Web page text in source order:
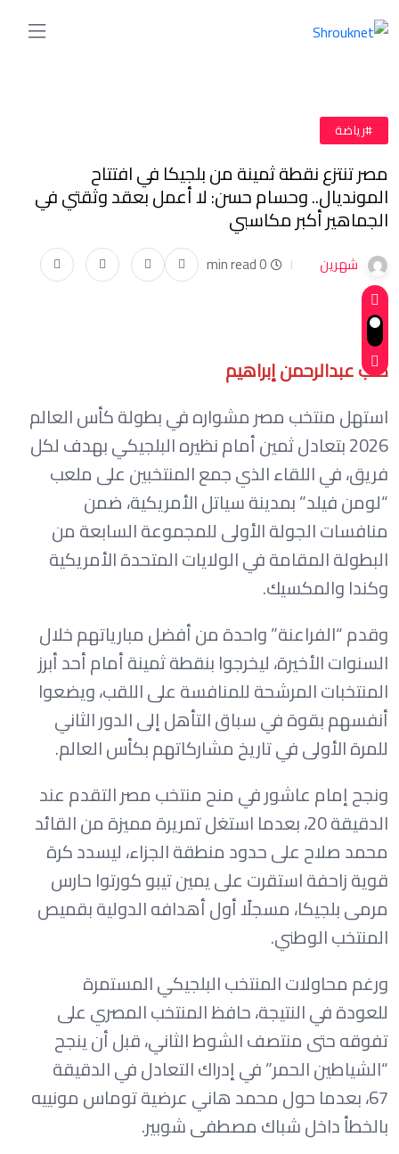
#رياضة
مصر تنتزع نقطة ثمينة من بلجيكا في افتتاح
المونديال.. وحسام حسن: لا أعمل بعقد وثقتي في
الجماهير أكبر مكاسبي
شهرين 0 min read
كتب عبدالرحمن إبراهيم
استهل منتخب مصر مشواره في بطولة كأس العالم
2026 بتعادل ثمين أمام نظيره البلجيكي بهدف لكل
فريق، في اللقاء الذي جمع المنتخبين على ملعب
“لومن فيلد” بمدينة سياتل الأمريكية، ضمن
منافسات الجولة الأولى للمجموعة السابعة من
البطولة المقامة في الولايات المتحدة الأمريكية
وكندا والمكسيك.
وقدم “الفراعنة” واحدة من أفضل مبارياتهم خلال
السنوات الأخيرة، ليخرجوا بنقطة ثمينة أمام أحد أبرز
المنتخبات المرشحة للمنافسة على اللقب، ويضعوا
أنفسهم بقوة في سباق التأهل إلى الدور الثاني
للمرة الأولى في تاريخ مشاركاتهم بكأس العالم.
ونجح إمام عاشور في منح منتخب مصر التقدم عند
الدقيقة 20، بعدما استغل تمريرة مميزة من القائد
محمد صلاح على حدود منطقة الجزاء، ليسدد كرة
قوية زاحفة استقرت على يمين تيبو كورتوا حارس
مرمى بلجيكا، مسجلًا أول أهدافه الدولية بقميص
المنتخب الوطني.
ورغم محاولات المنتخب البلجيكي المستمرة
للعودة في النتيجة، حافظ المنتخب المصري على
تفوقه حتى منتصف الشوط الثاني، قبل أن ينجح
“الشياطين الحمر” في إدراك التعادل في الدقيقة
67، بعدما حول محمد هاني عرضية توماس مونييه
بالخطأ داخل شباك مصطفى شوبير.